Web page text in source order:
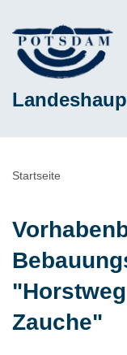
zum
Inhalt
Pfadnavigation
Startseite
Zauche"